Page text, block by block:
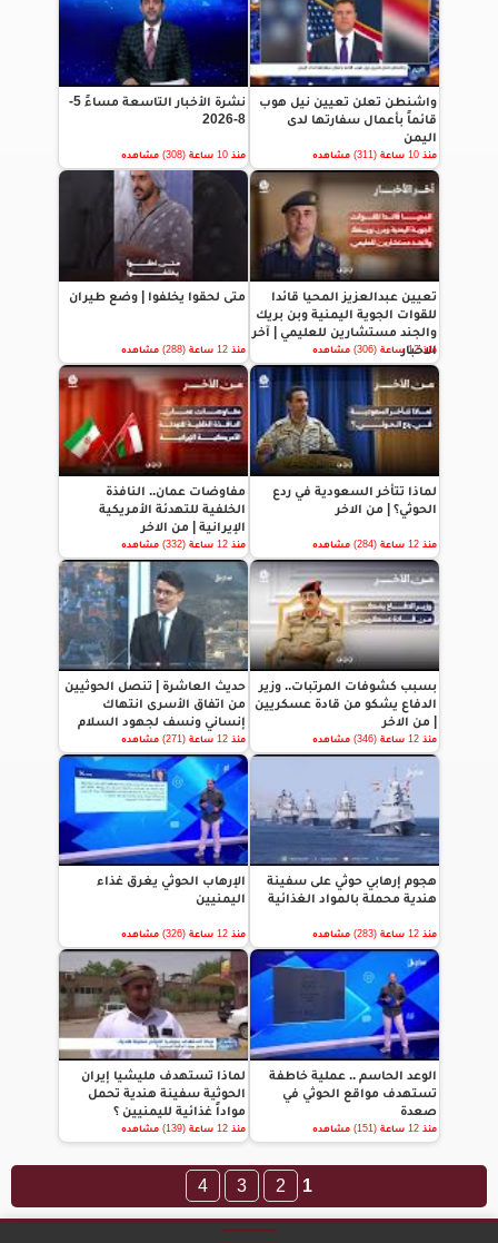
واشنطن تعلن تعيين نيل هوب
قائماً بأعمال سفارتها لدى
اليمن
منذ 10 ساعة (311) مشاهده
نشرة الأخبار التاسعة مساءً 5-
8-2026
منذ 10 ساعة (308) مشاهده
تعيين عبدالعزيز المحيا قائدا
للقوات الجوية اليمنية وبن بريك
والجند مستشارين للعليمي | آخر
الاخبار
منذ 12 ساعة (306) مشاهده
متى لحقوا يخلفوا | وضع طيران
منذ 12 ساعة (288) مشاهده
لماذا تتأخر السعودية في ردع
الحوثي؟ | من الاخر
منذ 12 ساعة (284) مشاهده
مفاوضات عمان.. النافذة
الخلفية للتهدئة الأمريكية
الإيرانية | من الاخر
منذ 12 ساعة (332) مشاهده
بسبب كشوفات المرتبات.. وزير
الدفاع يشكو من قادة عسكريين
| من الاخر
منذ 12 ساعة (346) مشاهده
حديث العاشرة | تنصل الحوثيين
من اتفاق الأسرى انتهاك
إنساني ونسف لجهود السلام
منذ 12 ساعة (271) مشاهده
هجوم إرهابي حوثي على سفينة
هندية محملة بالمواد الغذائية
منذ 12 ساعة (283) مشاهده
الإرهاب الحوثي يغرق غذاء
اليمنيين
منذ 12 ساعة (326) مشاهده
الوعد الحاسم .. عملية خاطفة
تستهدف مواقع الحوثي في
صعدة
منذ 12 ساعة (151) مشاهده
لماذا تستهدف مليشيا إيران
الحوثية سفينة هندية تحمل
مواداً غذائية لليمنيين ؟
منذ 12 ساعة (139) مشاهده
1
2
3
4